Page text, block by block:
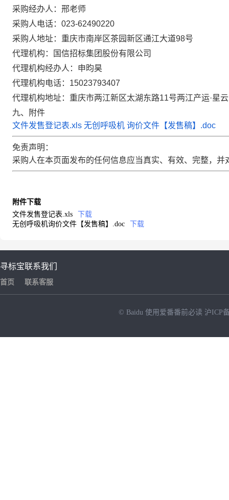
采购经办人：邢老师
采购人电话：023-62490220
采购人地址：重庆市南岸区茶园新区通江大道98号
代理机构：国信招标集团股份有限公司
代理机构经办人：申昀昊
代理机构电话：15023793407
代理机构地址：重庆市两江新区太湖东路11号两江产运·星
九、附件
文件发售登记表.xls 无创呼吸机 询价文件【发售稿】.doc
免责声明：
采购人在本页面发布的任何信息应当真实、有效、完整，
附件下载
文件发售登记表.xls
下载
无创呼吸机询价文件【发售稿】.doc
下载
寻标宝
首页
联系我们
联系客服
© Baidu 使用爱番番前必读 沪ICP